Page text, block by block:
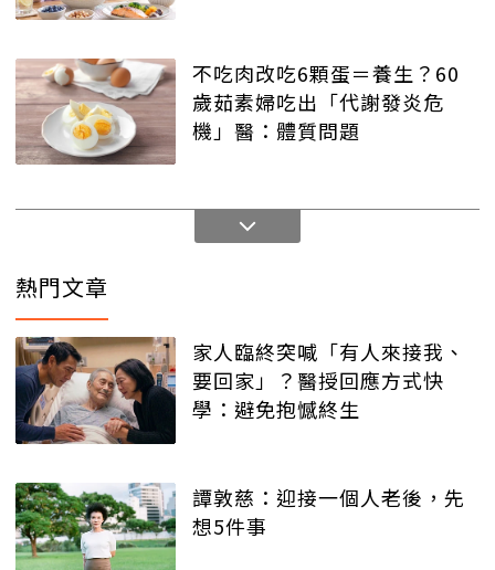
不吃肉改吃6顆蛋＝養生？60
歲茹素婦吃出「代謝發炎危
機」醫：體質問題
熱門文章
家人臨終突喊「有人來接我、
要回家」？醫授回應方式快
學：避免抱憾終生
譚敦慈：迎接一個人老後，先
想5件事